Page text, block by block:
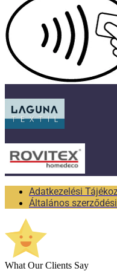
Adatkezelési
Általános
What Our Clients Say